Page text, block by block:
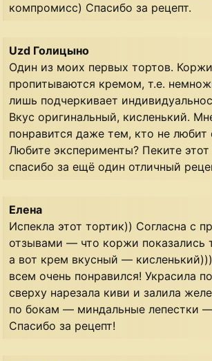
компромисс) Спасибо за рецепт.
Uzd Голицыно
Один из моих первых тортов.
пропитываются кремом, т.е.
лишь подчеркивает
Вкус оригинальный, кисленький.
понравится даже тем, кто не любит
Любите эксперименты? Пеките этот
спасибо за ещё один отличный
Елена
Испекла этот тортик)) Согласна с
отзывами — что коржи показались
а вот крем вкусный —
всем очень понравился! Украсила
сверху нарезала киви и залила
по бокам — миндальные лепестки
Спасибо за рецепт!